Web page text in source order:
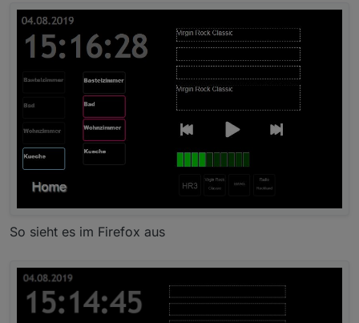
So sieht es im Firefox aus